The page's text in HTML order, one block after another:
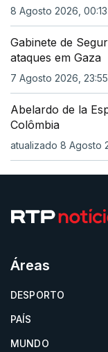
8 Agosto 2026, 00:13
Gabinete de
ataques em Gaza
7 Agosto 2026, 23:55
Abelardo de la
Colômbia
atualizado 8 Agosto
Áreas
DESPORTO
PAÍS
MUNDO